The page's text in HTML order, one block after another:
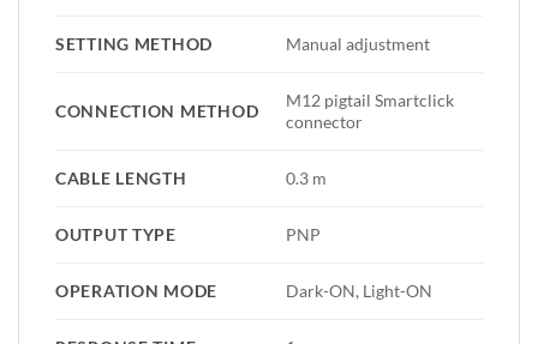
SETTING METHOD Manual adjustment
CONNECTION METHOD
M12 pigtail Smartclick
connector
CABLE LENGTH 0.3 m
OUTPUT TYPE PNP
OPERATION MODE Dark-ON, Light-ON